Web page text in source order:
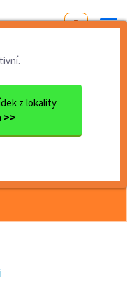
z lokality
>>
okres Nový Jičín
...